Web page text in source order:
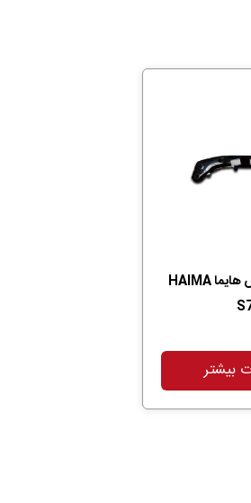
رام زیر گیربکس هایما HAIMA
بیشتر